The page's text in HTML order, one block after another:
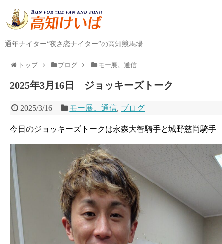
通年ナイター“夜さ恋ナイター”の高知競馬場
トップ ブログ モー展。通信
2025年3月16日 ジョッキーズトーク
2025/3/16 モー展。通信, ブログ
今日のジョッキーズトークは永森大智騎手と城野慈尚騎手